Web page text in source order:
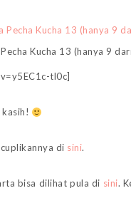
Kucha 13 (hanya 9
tl0c]
kasih!
di sini.
bisa dilihat pula di sini.